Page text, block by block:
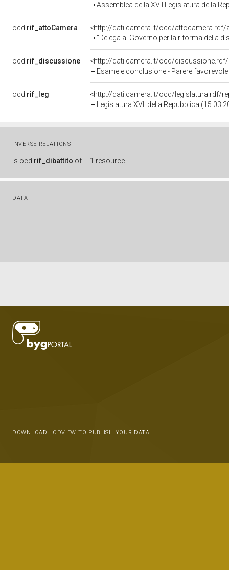
Assemblea della XVII Legislatura della
ocd:rif_attoCamera
<http://dati.camera.it/ocd/attocamera.rdf/
"Delega al Governo per la riforma della
ocd:rif_discussione
<http://dati.camera.it/ocd/discussione.rdf/
Esame e conclusione - Parere favorevole - Parere su
ocd:rif_leg
<http://dati.camera.it/ocd/legislatura.rdf/
Legislatura XVII della Repubblica
INVERSE RELATIONS
is ocd:rif_dibattito of 1 resource
DATA
DOWNLOAD LODVIEW TO PUBLISH YOUR DATA